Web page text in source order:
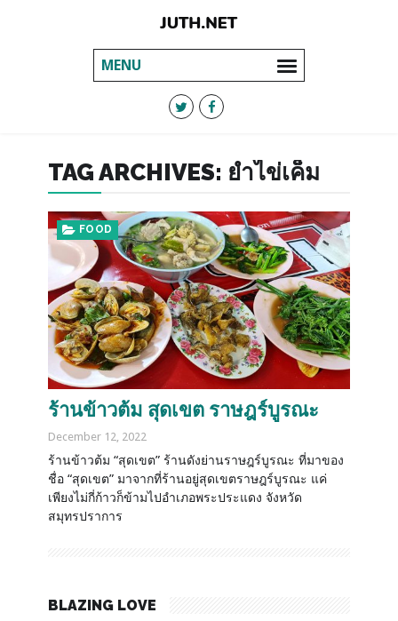
MENU
TAG ARCHIVES: ยำไข่เค็ม
FOOD
ร้านข้าวต้ม สุดเขต ราษฎร์บูรณะ
December 12, 2022
ร้านข้าวต้ม “สุดเขต” ร้านดังย่านราษฎร์บูรณะ ที่มาของ
ชื่อ “สุดเขต” มาจากที่ร้านอยู่สุดเขตราษฎร์บูรณะ แค่
เพียงไม่กี่ก้าวก็ข้ามไปอำเภอพระประแดง จังหวัด
สมุทรปราการ
BLAZING LOVE